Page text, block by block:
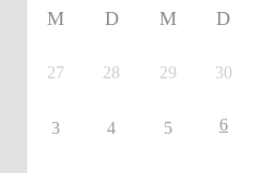
M D M D
27 28 29 30
3 4 5 6